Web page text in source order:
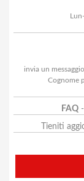
invia un
Cognome
FAQ-
Tieniti